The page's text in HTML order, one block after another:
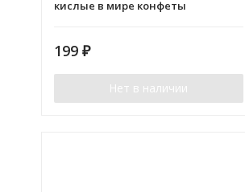
кислые в мире конфеты
199 ₽
Нет в наличии